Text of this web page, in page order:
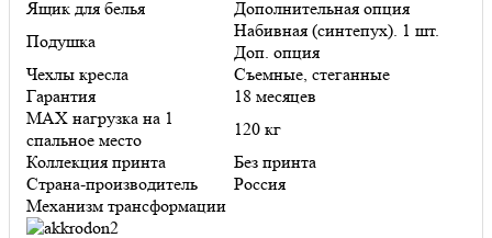
Ящик для белья
Дополнительная опция
Подушка
Набивная (синтепух). 1 шт.
Доп. опция
Чехлы кресла
Съемные, стеганные
Гарантия
18 месяцев
MAX нагрузка на 1
спальное место
120 кг
Коллекция принта
Без принта
Страна-производитель
Россия
Механизм трансформации